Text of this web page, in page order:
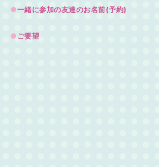
一緒に参加の友達のお名前(予約)
ご要望